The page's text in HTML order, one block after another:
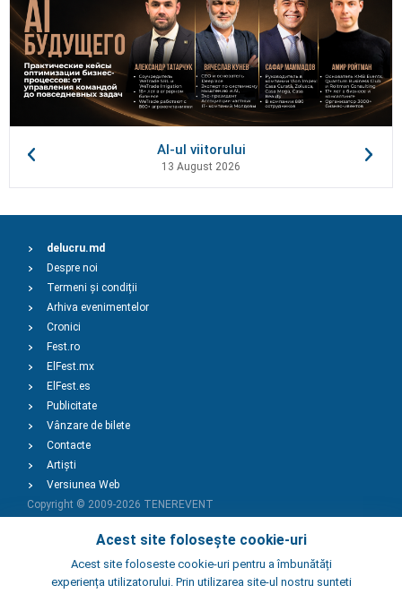
AI-ul viitorului
13 August 2026
Acest site folosește cookie-uri
Acest site foloseste cookie-uri pentru a îmbunătăți
experiența utilizatorului. Prin utilizarea site-ul nostru sunteti
delucru.md
Despre noi
Termeni și condiții
Arhiva evenimentelor
Cronici
Fest.ro
ElFest.mx
ElFest.es
Publicitate
Vânzare de bilete
Contacte
Artiști
Versiunea Web
Copyright © 2009-2026 TENEREVENT
Adaugă Eveniment